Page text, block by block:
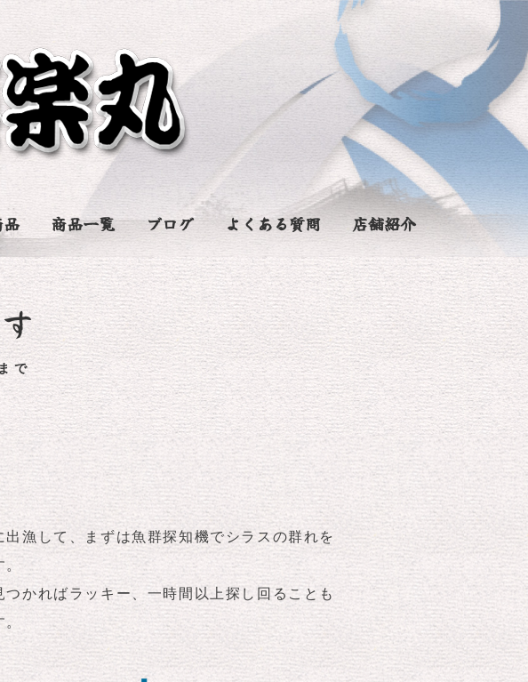
商品一覧 ブログ よくある質問 店舗紹介
で
出漁して、まずは魚群探知機でシラスの群れを
つかればラッキー、一時間以上探し回ることも